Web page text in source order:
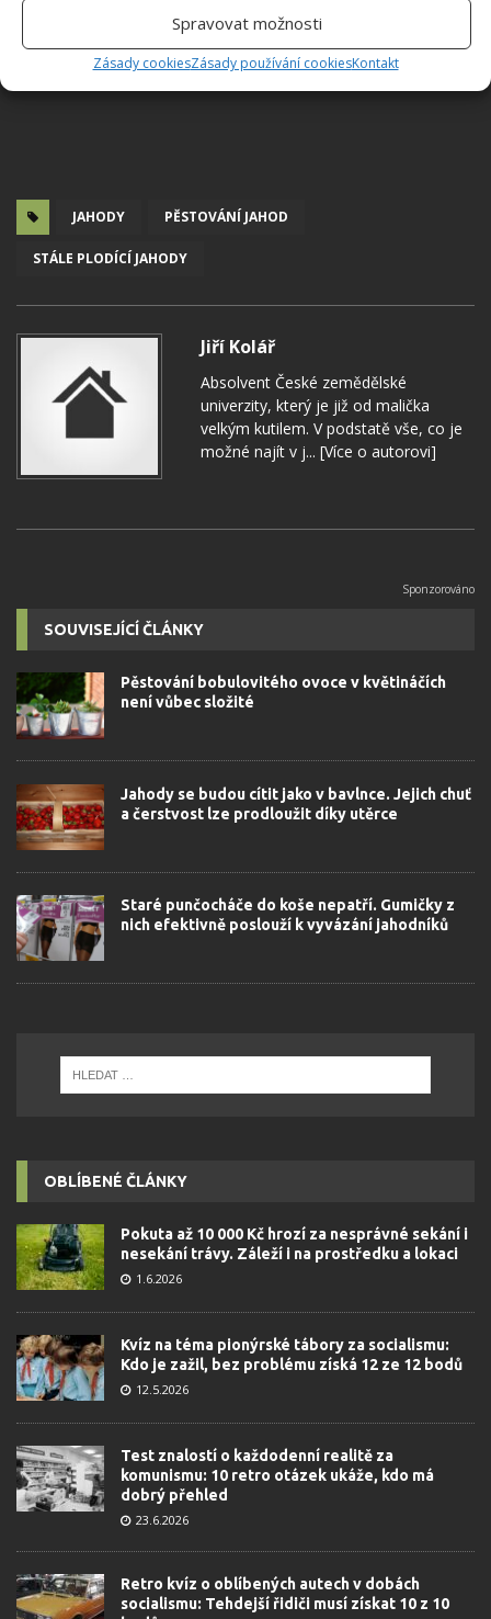
Spravovat možnosti
Zásady cookiesZásady používání cookiesKontakt
JAHODY PĚSTOVÁNÍ JAHOD
STÁLE PLODÍCÍ JAHODY
Jiří Kolář
Absolvent České zemědělské
univerzity, který je již od malička
velkým kutilem. V podstatě vše, co je
možné najít v j... [Více o autorovi]
SOUVISEJÍCÍ ČLÁNKY
Pěstování bobulovitého ovoce v květináčích
není vůbec složité
Jahody se budou cítit jako v bavlnce. Jejich chuť
a čerstvost lze prodloužit díky utěrce
Staré punčocháče do koše nepatří. Gumičky z
nich efektivně poslouží k vyvázání jahodníků
OBLÍBENÉ ČLÁNKY
Pokuta až 10 000 Kč hrozí za nesprávné sekání i
nesekání trávy. Záleží i na prostředku a lokaci
1.6.2026
Kvíz na téma pionýrské tábory za socialismu:
Kdo je zažil, bez problému získá 12 ze 12 bodů
12.5.2026
Test znalostí o každodenní realitě za
komunismu: 10 retro otázek ukáže, kdo má
dobrý přehled
23.6.2026
Retro kvíz o oblíbených autech v dobách
socialismu: Tehdejší řidiči musí získat 10 z 10